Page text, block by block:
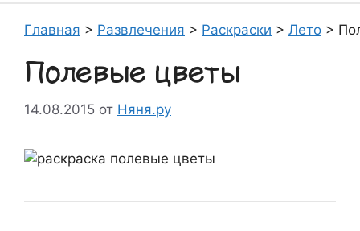
Главная > Развлечения > Раскраски > Лето >
Полевые цветы
14.08.2015 от Няня.ру